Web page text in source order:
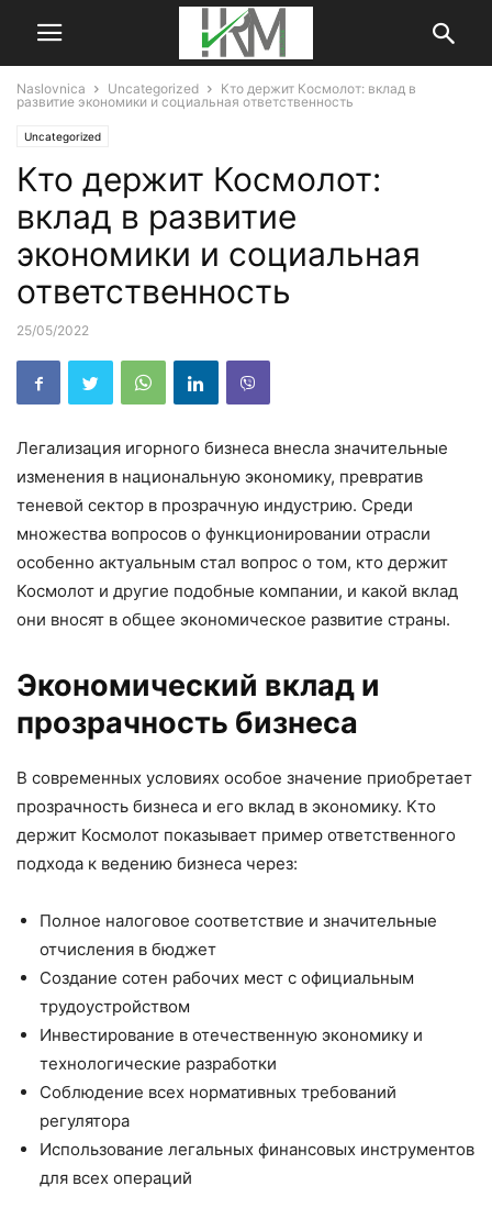
Naslovnica Uncategorized
Кто держит Космолот: вклад в
развитие экономики и социальная ответственность
Uncategorized
Кто держит Космолот:
вклад в развитие
экономики и социальная
ответственность
25/05/2022
Легализация игорного бизнеса внесла значительные
изменения в национальную экономику, превратив
теневой сектор в прозрачную индустрию. Среди
множества вопросов о функционировании отрасли
особенно актуальным стал вопрос о том, кто держит
Космолот и другие подобные компании, и какой вклад
они вносят в общее экономическое развитие страны.
Экономический вклад и
прозрачность бизнеса
В современных условиях особое значение приобретает
прозрачность бизнеса и его вклад в экономику. Кто
держит Космолот показывает пример ответственного
подхода к ведению бизнеса через:
Полное налоговое соответствие и значительные
отчисления в бюджет
Создание сотен рабочих мест с официальным
трудоустройством
Инвестирование в отечественную экономику и
технологические разработки
Соблюдение всех нормативных требований
регулятора
Использование легальных финансовых инструментов
для всех операций